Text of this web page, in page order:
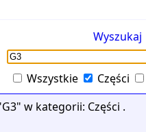
Wyszukaj
Wszystkie Części
w kategorii: Części .